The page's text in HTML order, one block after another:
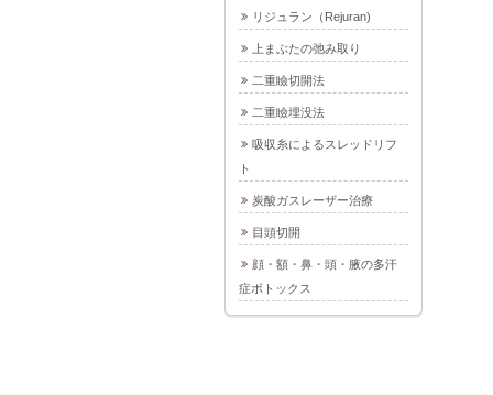
リジュラン（Rejuran)
上まぶたの弛み取り
二重瞼切開法
二重瞼埋没法
吸収糸によるスレッドリフ
ト
炭酸ガスレーザー治療
目頭切開
顔・額・鼻・頭・腋の多汗
症ボトックス